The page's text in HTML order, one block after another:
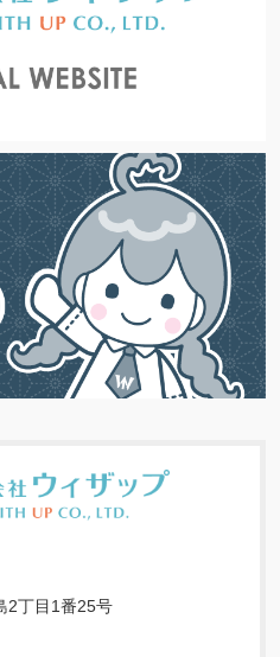
2丁目1番25号